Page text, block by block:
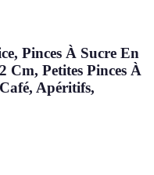
Pinces À Sucre En
Cm, Petites Pinces À
Apéritifs,